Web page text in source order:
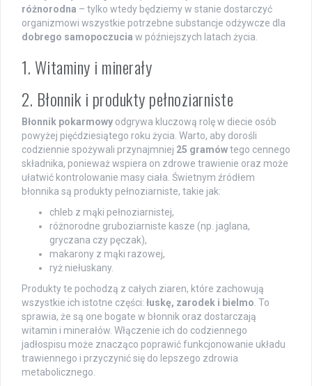
różnorodna – tylko wtedy będziemy w stanie dostarczyć
organizmowi wszystkie potrzebne substancje odżywcze dla
dobrego samopoczucia w późniejszych latach życia.
1. Witaminy i minerały
2. Błonnik i produkty pełnoziarniste
Błonnik pokarmowy odgrywa kluczową rolę w diecie osób
powyżej pięćdziesiątego roku życia. Warto, aby dorośli
codziennie spożywali przynajmniej 25 gramówtego cennego
składnika, ponieważ wspiera on zdrowe trawienie oraz może
ułatwić kontrolowanie masy ciała. Świetnym źródłem
błonnika są produkty pełnoziarniste, takie jak:
chleb z mąki pełnoziarnistej,
różnorodne gruboziarniste kasze (np. jaglana,
gryczana czy pęczak),
makarony z mąki razowej,
ryż niełuskany.
Produkty te pochodzą z całych ziaren, które zachowują
wszystkie ich istotne części: łuskę, zarodek i bielmo . To
sprawia, że są one bogate w błonnik oraz dostarczają
witamin i minerałów. Włączenie ich do codziennego
jadłospisu może znacząco poprawić funkcjonowanie układu
trawiennego i przyczynić się do lepszego zdrowia
metabolicznego.